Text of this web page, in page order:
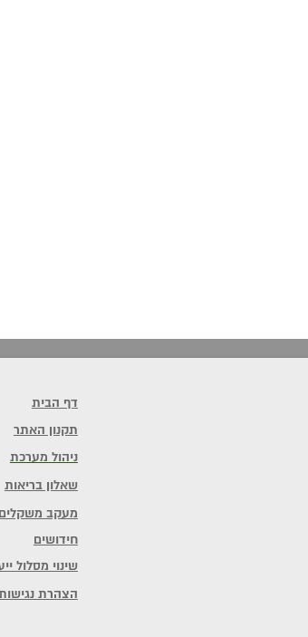
דף הבית
תקנון האתר
ניהול מערכת
שאלון בריאות
מעקב משקלים
חידושים
שינוי מסלול
הצהרת